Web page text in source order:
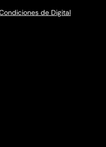
de Digital